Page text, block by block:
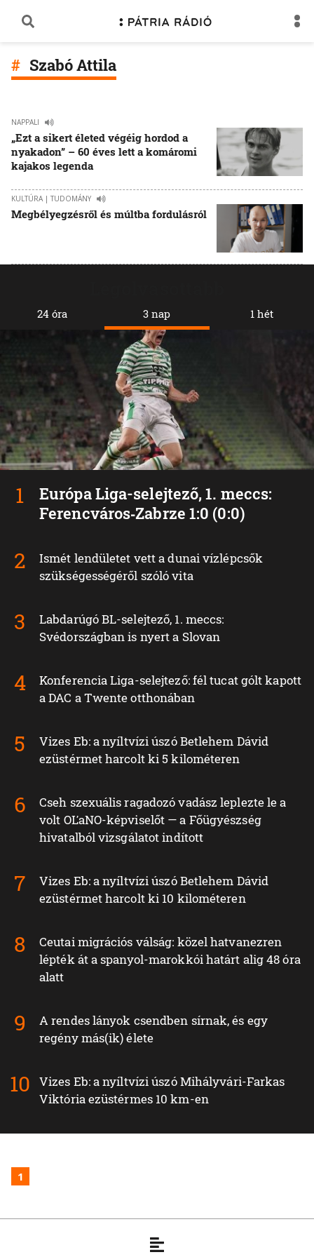
Szabó Attila
NAPPALI
„Ezt a sikert életed végéig hordod a
nyakadon” – 60 éves lett a komáromi
kajakos legenda
KULTÚRA | TUDOMÁNY
Megbélyegzésről és múltba fordulásról
24 óra 3 nap
Európa Liga-selejtező, 1. meccs:
Ferencváros‑Zabrze 1:0 (0:0)
Ismét lendületet vett a dunai vízlépcsők
szükségességéről szóló vita
Labdarúgó BL-selejtező, 1. meccs:
Svédországban is nyert a Slovan
Konferencia Liga-selejtező: fél tucat gólt kapott
a DAC a Twente otthonában
Vizes Eb: a nyíltvízi úszó Betlehem Dávid
ezüstérmet harcolt ki 5 kilométeren
Cseh szexuális ragadozó vadász leplezte le a
volt OĽaNO-képviselőt — a Főügyészség
hivatalból vizsgálatot indított
Vizes Eb: a nyíltvízi úszó Betlehem Dávid
ezüstérmet harcolt ki 10 kilométeren
Ceutai migrációs válság: közel hatvanezren
lépték át a spanyol-marokkói határt alig 48 óra
alatt
A rendes lányok csendben sírnak, és egy
regény más(ik) élete
Vizes Eb: a nyíltvízi úszó Mihályvári-Farkas
Viktória ezüstérmes 10 km-en
1 hét
1